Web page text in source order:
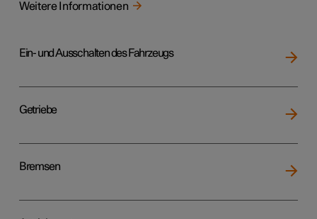
Weitere Informationen
Ein- und Ausschalten des Fahrzeugs
Getriebe
Bremsen